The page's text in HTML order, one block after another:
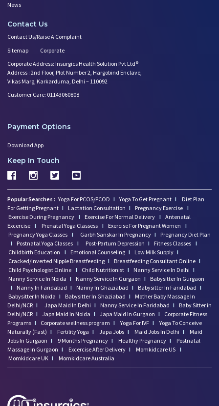
News
Contact Us
Contact Us/Raise A Complaint
Sitemap
Corporate
Corporate Address: Insurgics Health Solution Pvt Ltd®
Address : 2nd Floor, Plot Number 2, Hargobind Enclave,
Vikas Marg, Karkarduma, Delhi – 110092
Customer Care: 01143060808
Payment Options
Download App
Keep In Touch
Popular Searches : Yoga For PCOS/PCOD I Yoga To Get Pregnant I
Diet Plan
For Getting Pregnant I Lactation Consultation I Pregnancy Exercise I
Exercise During Pregnancy I Exercise For Normal Delivery I Antenatal
Excercise I Prenatal Yoga Classess I Exercise For Pregnant Women
I
Pregnancy Yoga Classes I Garbh Sanskar In Pregnancy I
Pregnancy Diet Plan
I
Postnatal Yoga Classes I Post-Partum Depression I Fitness Classes I
Childbirth Education
I Emotional Counseling I Low Milk Supply I
Cracked/Inverted Nipple Breastfeeding I Breastfeeding Consultant Online I
Child Psychologist Online I Child Nutritionist I Nanny Service In Delhi I
Nanny Service In Noida I Nanny Service In Gurgaon I
Babysitter In Gurgaon
I
Nanny In Faridabad I Nanny In Ghaziabad I Babysitter In Faridabad I
Babysitter In Noida I Babysitter In Ghaziabad I
Mother Baby Massage In
Delhi/NCR I Japa Maid In Delhi I Nanny Service In Faridabad I
Baby Sitter in
Delhi/NCR I Japa Maid In Noida I Japa Maid In Gurgaon I
Corporate Fitness
Programs I Corporate wellness program I Yoga For IVF I
Yoga To Conceive
Naturally (Fast) I Fertility Yoga I Japa Jobs I Maid Jobs In Delhi I
Maid
Jobs In Gurgaon I 9 Months Pregnancy I Healthy Pregnancy I
Postnatal
Massage In Gurgaon I Excercise After Delivery I Momkidcare US I
Momkidcare UK I Momkidcare Australia